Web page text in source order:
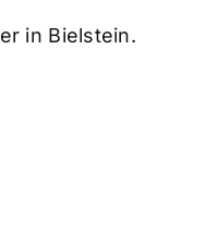
in Bielstein.